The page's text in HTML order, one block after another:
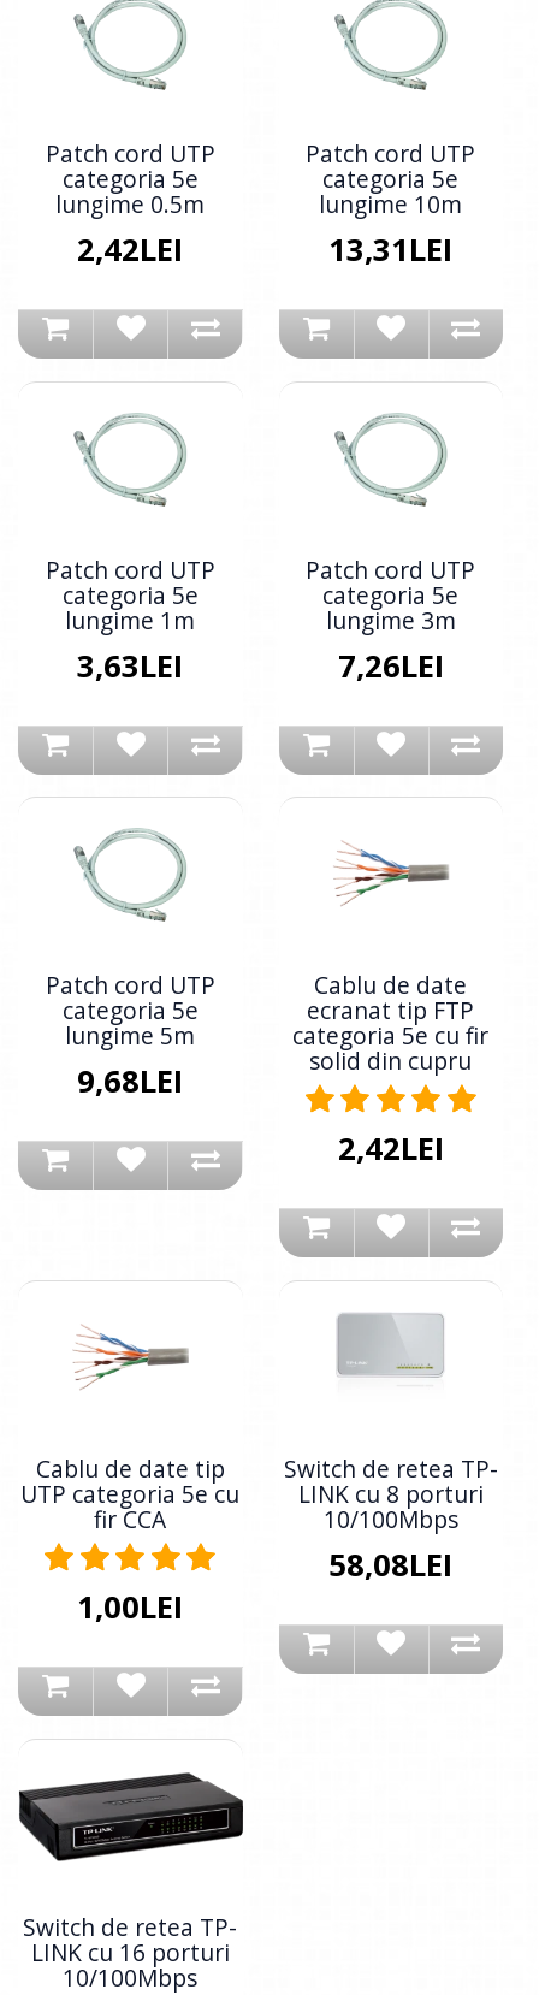
Patch cord UTP
categoria 5e
lungime 0.5m
2,42LEI
Patch cord UTP
categoria 5e
lungime 10m
13,31LEI
Patch cord UTP
categoria 5e
lungime 1m
3,63LEI
Patch cord UTP
categoria 5e
lungime 3m
7,26LEI
Patch cord UTP
categoria 5e
lungime 5m
9,68LEI
Cablu de date
ecranat tip FTP
categoria 5e cu fir
solid din cupru
2,42LEI
Cablu de date tip
UTP categoria 5e cu
fir CCA
1,00LEI
Switch de retea TP-
LINK cu 8 porturi
10/100Mbps
58,08LEI
Switch de retea TP-
LINK cu 16 porturi
10/100Mbps